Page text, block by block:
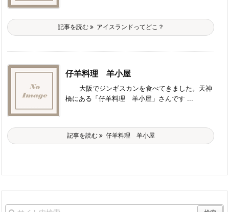
記事を読む アイスランドってどこ？
仔羊料理 羊小屋
大阪でジンギスカンを食べてきました。天神
橋にある「仔羊料理 羊小屋」さんです ...
記事を読む 仔羊料理 羊小屋